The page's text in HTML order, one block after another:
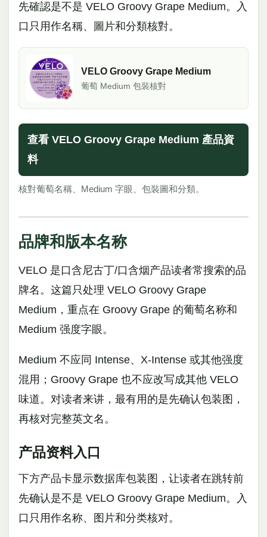
先確認是不是 VELO Groovy Grape Medium。入
口只用作名稱、圖片和分類核對。
VELO Groovy Grape Medium
葡萄 Medium 包裝核對
查看 VELO Groovy Grape Medium 產品資
料
核對葡萄名稱、Medium 字眼、包裝圖和分類。
品牌和版本名称
VELO 是口含尼古丁/口含烟产品读者常搜索的品
牌名。这篇只处理 VELO Groovy Grape
Medium，重点在 Groovy Grape 的葡萄名称和
Medium 强度字眼。
Medium 不应同 Intense、X-Intense 或其他强度
混用；Groovy Grape 也不应改写成其他 VELO
味道。对读者来讲，最有用的是先确认包装图，
再核对完整英文名。
产品资料入口
下方产品卡显示数据库包装图，让读者在跳转前
先确认是不是 VELO Groovy Grape Medium。入
口只用作名称、图片和分类核对。